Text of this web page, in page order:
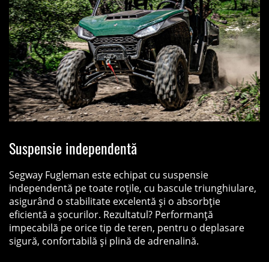
Suspensie independentă
Segway Fugleman este echipat cu suspensie
independentă pe toate roțile, cu bascule triunghiulare,
asigurând o stabilitate excelentă și o absorbție
eficientă a șocurilor. Rezultatul? Performanță
impecabilă pe orice tip de teren, pentru o deplasare
sigură, confortabilă și plină de adrenalină.